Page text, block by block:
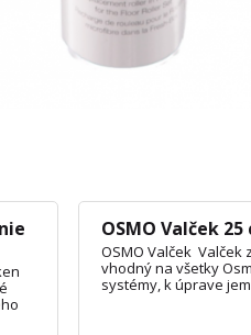
OSMO Valček 25
OSMO Valček Valček
vhodný na všetky
systémy, k úprave